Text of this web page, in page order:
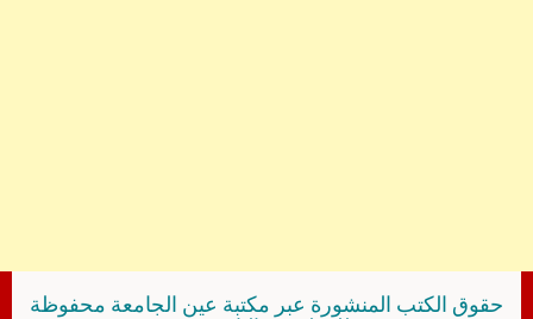
حقوق الكتب المنشورة عبر مكتبة عين الجامعة محفوظة